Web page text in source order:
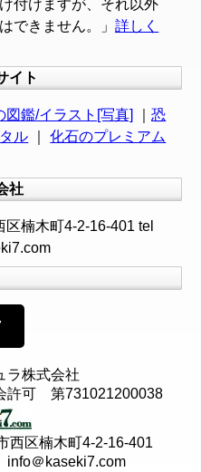
付けますが、それ以外
できません。」詳しく
イト
図鑑/イラスト[写真] ｜恐
ル ｜化石のプレミアム
社
楠木町4-2-16-401 tel
ラ株式会社
許可 第731021200038
西区楠木町4-2-16-401
＠kaseki7.com